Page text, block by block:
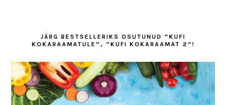
JÄRG BESTSELLERIKS OSUTUNUD “KUFI
KOKARAAMATULE”, “KUFI KOKARAAMAT 2”!